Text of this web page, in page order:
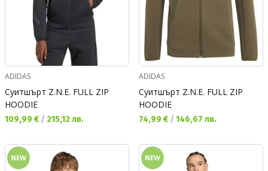
ADIDAS
Суитшърт Z.N.E. FULL ZIP
HOODIE
Текуща цена:
109,99 € / 215,12 лв.
ADIDAS
Суитшърт Z.N.E. FULL ZIP
HOODIE
Текуща цена:
74,99 € / 146,67 лв.
NEW NEW